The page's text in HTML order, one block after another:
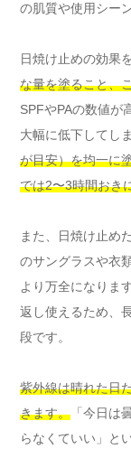
の肌質や使用シー
日焼け止めの効果
な量を塗ること、
SPFやPAの数値が
大幅に低下してし
が目安）を均一に
では2〜3時間おき
また、日焼け止め
のサングラスや衣
より万全になりま
返し使えるため、
段です。
紫外線は晴れた日
きます。 「今日は
らなくていい」と